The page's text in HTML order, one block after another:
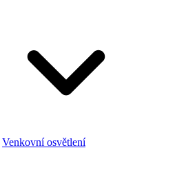
Venkovní osvětlení